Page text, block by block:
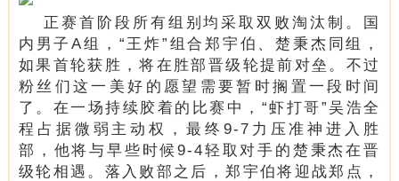
正赛首阶段所有组别均采取双败淘汰制。国
内男子A组，“王炸”组合郑宇伯、楚秉杰同组，
如果首轮获胜，将在胜部晋级轮提前对垒。不过
粉丝们这一美好的愿望需要暂时搁置一段时间
了。在一场持续胶着的比赛中，“虾打哥”吴浩全
程占据微弱主动权，最终9-7力压准神进入胜
部，他将与早些时候9-4轻取对手的楚秉杰在晋
级轮相遇。落入败部之后，郑宇伯将迎战郑点，